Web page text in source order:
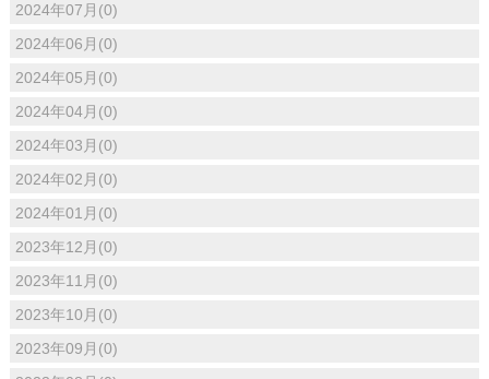
2024年07月(0)
2024年06月(0)
2024年05月(0)
2024年04月(0)
2024年03月(0)
2024年02月(0)
2024年01月(0)
2023年12月(0)
2023年11月(0)
2023年10月(0)
2023年09月(0)